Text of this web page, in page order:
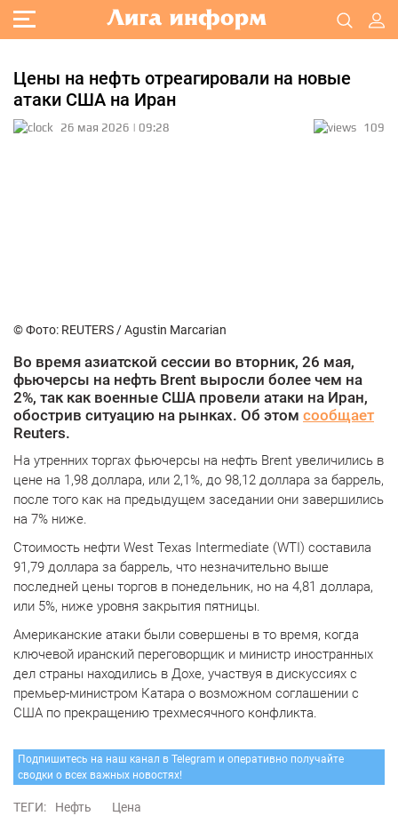
Цены на нефть отреагировали на новые
атаки США на Иран
26 мая 2026 | 09:28 109
© Фото: REUTERS / Agustin Marcarian
Во время азиатской сессии во вторник, 26 мая,
фьючерсы на нефть Brent выросли более чем на
2%, так как военные США провели атаки на Иран,
обострив ситуацию на рынках. Об этом сообщает
Reuters.
На утренних торгах фьючерсы на нефть Brent увеличились в
цене на 1,98 доллара, или 2,1%, до 98,12 доллара за баррель,
после того как на предыдущем заседании они завершились
на 7% ниже.
Стоимость нефти West Texas Intermediate (WTI) составила
91,79 доллара за баррель, что незначительно выше
последней цены торгов в понедельник, но на 4,81 доллара,
или 5%, ниже уровня закрытия пятницы.
Американские атаки были совершены в то время, когда
ключевой иранский переговорщик и министр иностранных
дел страны находились в Дохе, участвуя в дискуссиях с
премьер-министром Катара о возможном соглашении с
США по прекращению трехмесячного конфликта.
Подпишитесь на наш канал в Telegram и оперативно получайте
сводки о всех важных новостях!
ТЕГИ: Нефть Цена